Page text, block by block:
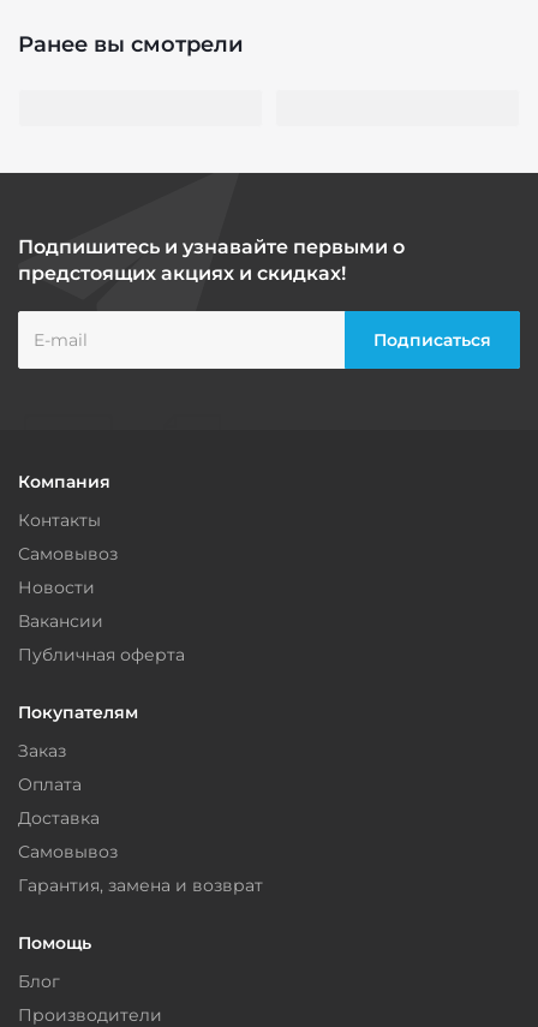
Ранее вы смотрели
Подпишитесь и узнавайте первыми о
предстоящих акциях и скидках!
Компания
Контакты
Самовывоз
Новости
Вакансии
Публичная оферта
Покупателям
Заказ
Оплата
Доставка
Самовывоз
Гарантия, замена и возврат
Помощь
Блог
Производители